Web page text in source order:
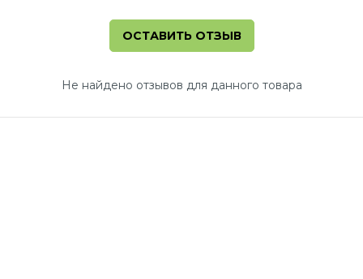
ОСТАВИТЬ ОТЗЫВ
Не найдено отзывов для данного товара